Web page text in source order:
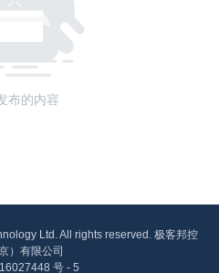
布的内容
Ltd. All rights reserved. 极客邦控
）有限公司
号 - 5